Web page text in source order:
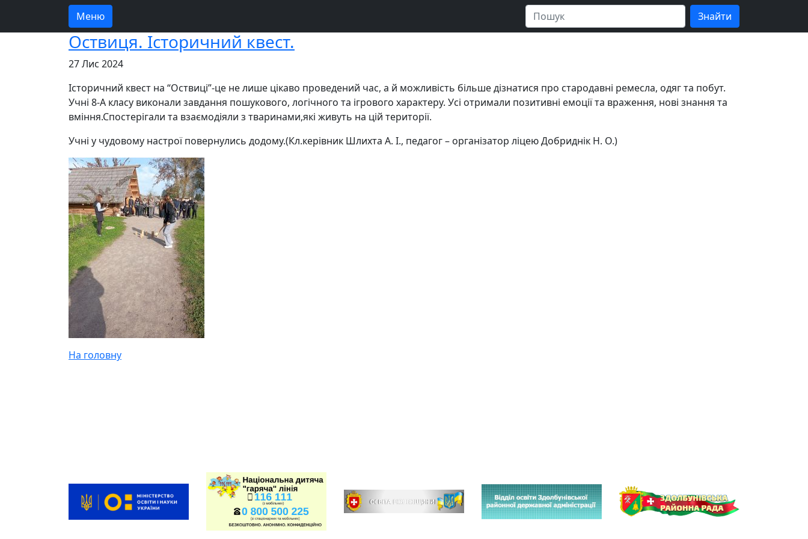
Меню
Оствиця. Історичний квест.
27 Лис 2024
Історичний квест на “Оствиці”-це не лише цікаво проведений час, а й можливість більше дізнатися про стародавні ремесла, одяг та побут.
Учні 8-А класу виконали завдання пошукового, логічного та ігрового характеру. Усі отримали позитивні емоції та враження, нові знання та
вміння.Спостерігали та взаємодіяли з тваринами,які живуть на цій території.
Учні у чудовому настрої повернулись додому.(Кл.керівник Шлихта А. І., педагог – організатор ліцею Добриднік Н. О.)
На головну